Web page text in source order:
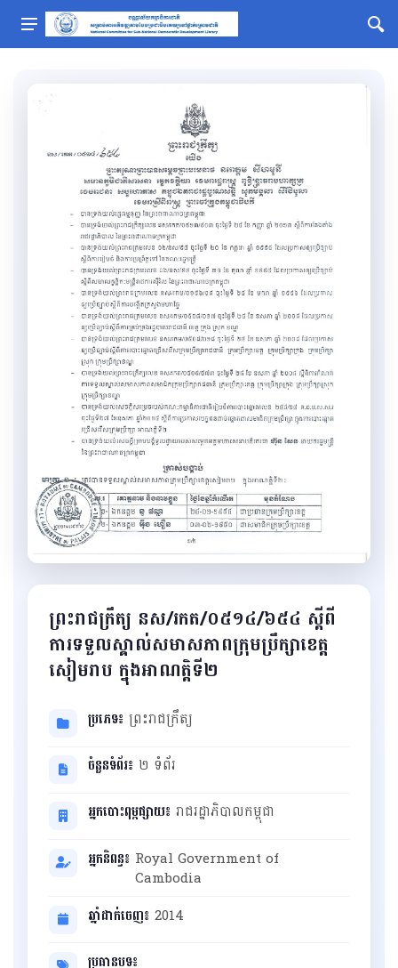
ព្រះរាជក្រឹត្យ នស/រកត/០៥១៤/៦៥៤ ស្តីពី
ការទទួលស្គាល់សមាសភាពក្រុមប្រឹក្សាខេត្ត
សៀមរាប ក្នុងអាណត្តិទី២
ប្រភេទ៖ ព្រះរាជក្រឹត្យ
ចំនួនទំព័រ៖ ២ ទំព័រ
អ្នកបោះពុម្ពផ្សាយ៖ រាជរដ្ឋាភិបាលកម្ពុជា
អ្នកនិពន្ធ៖ Royal Government of
Cambodia
ឆ្នាំដាក់ចេញ៖ 2014
ប្រធានបទ៖